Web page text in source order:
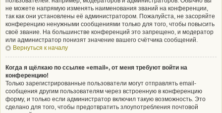
не можете напрямую изменять наименования званий на конференции,
так как они установлены её администратором. Пожалуйста, не засоряйте
конференцию ненужными сообщениями только для того, чтобы повысить
своё звание. На большинстве конференций это запрещено, и модератор
или администратор понизят значение вашего счётчика сообщений.
Вернуться к началу
Когда я щёлкаю по ссылке «email», от меня требуют войти на
конференцию!
Только зарегистрированные пользователи могут отправлять email-
сообщения другим пользователям через встроенную в конференцию
форму, и только если администратор включил такую возможность. Это
сделано для того, чтобы предотвратить злоупотребления почтовой